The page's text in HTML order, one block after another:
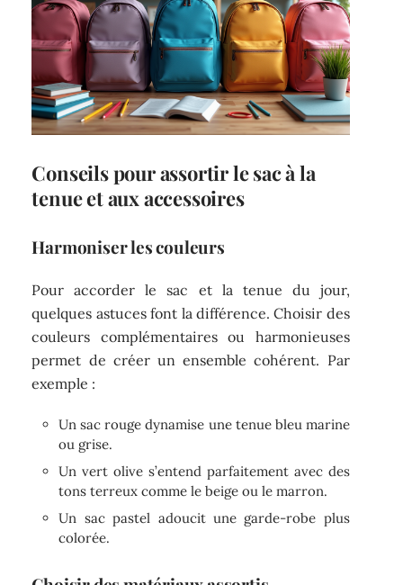
Conseils pour assortir le sac à la
tenue et aux accessoires
Harmoniser les couleurs
Pour accorder le sac et la tenue du jour,
quelques astuces font la différence. Choisir des
couleurs complémentaires ou harmonieuses
permet de créer un ensemble cohérent. Par
exemple :
Un sac rouge dynamise une tenue bleu marine
ou grise.
Un vert olive s’entend parfaitement avec des
tons terreux comme le beige ou le marron.
Un sac pastel adoucit une garde-robe plus
colorée.